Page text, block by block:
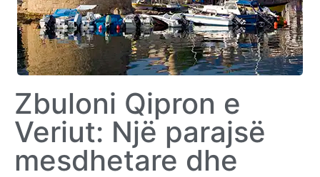
Zbuloni Qipron e
Veriut: Një parajsë
mesdhetare dhe